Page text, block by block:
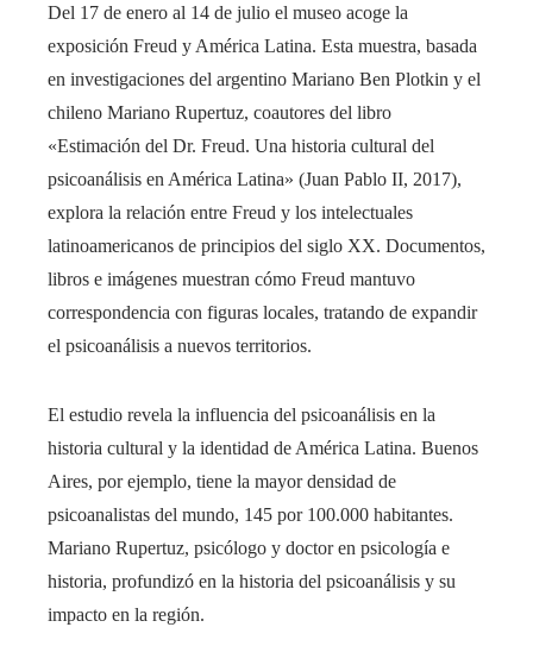
Del 17 de enero al 14 de julio el museo acoge la
exposición Freud y América Latina. Esta muestra, basada
en investigaciones del argentino Mariano Ben Plotkin y el
chileno Mariano Rupertuz, coautores del libro
«Estimación del Dr. Freud. Una historia cultural del
psicoanálisis en América Latina» (Juan Pablo II, 2017),
explora la relación entre Freud y los intelectuales
latinoamericanos de principios del siglo XX. Documentos,
libros e imágenes muestran cómo Freud mantuvo
correspondencia con figuras locales, tratando de expandir
el psicoanálisis a nuevos territorios.
El estudio revela la influencia del psicoanálisis en la
historia cultural y la identidad de América Latina. Buenos
Aires, por ejemplo, tiene la mayor densidad de
psicoanalistas del mundo, 145 por 100.000 habitantes.
Mariano Rupertuz, psicólogo y doctor en psicología e
historia, profundizó en la historia del psicoanálisis y su
impacto en la región.